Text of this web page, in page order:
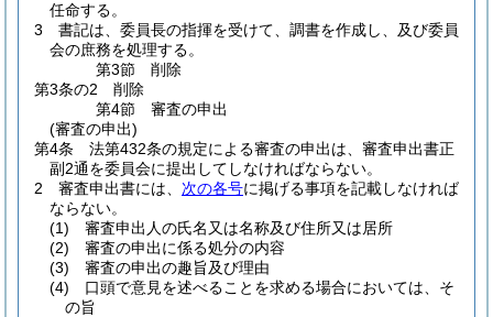
任命する。
3
書記は、委員長の指揮を受けて、調書を作成し、及び委員
会の庶務を処理する。
第3節
削除
第3条の2
削除
第4節
審査の申出
(審査の申出)
第4条
法第432条の規定による審査の申出は、審査申出書正
副2通を委員会に提出してしなければならない。
2
審査申出書には、 次の各号に掲げる事項を記載しなければ
ならない。
(1)
審査申出人の氏名又は名称及び住所又は居所
(2)
審査の申出に係る処分の内容
(3)
審査の申出の趣旨及び理由
(4)
口頭で意見を述べることを求める場合においては、そ
の旨